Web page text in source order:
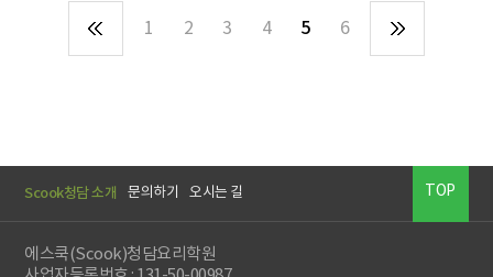
1 2 3 4 5 6
Scook청담 소개 문의하기 오시는 길
에스쿡(Scook)청담요리학원
TOP